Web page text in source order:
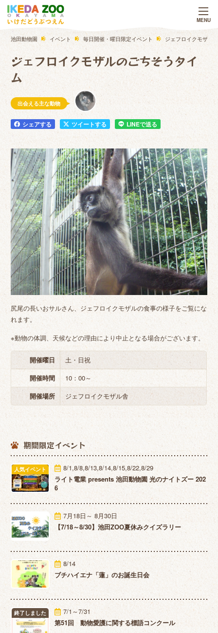
池田動物園 イベント 毎日開催・曜日限定イベント ジェフロイクモザル
ジェフロイクモザルのごちそうタイ
ム
出会える主な動物
シェアする ツイートする LINEで送る
尻尾の長いおサルさん、ジェフロイクモザルの食事の様子をご覧にな
れます。
※動物の体調、天候などの理由により中止となる場合がございます。
開催曜日
土・日祝
開催時間
10：00～
開催場所
ジェフロイクモザル舎
期間限定イベント
人気イベント
8/1,8/8,8/13,8/14,8/15,8/22,8/29
ライト電業 presents 池田動物園 光のナイトズー 202
6
7月18日～ 8月30日
【7/18～8/30】池田ZOO夏休みクイズラリー
8/14
ブチハイエナ「蓮」のお誕生日会
終了しました
7/1～7/31
第51回 動物愛護に関する標語コンクール